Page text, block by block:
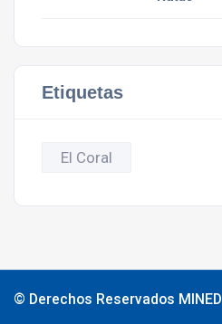
Etiquetas
El Coral
© Derechos Reservados MINED